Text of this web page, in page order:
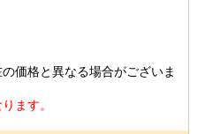
価格と異なる場合がございま
ます。